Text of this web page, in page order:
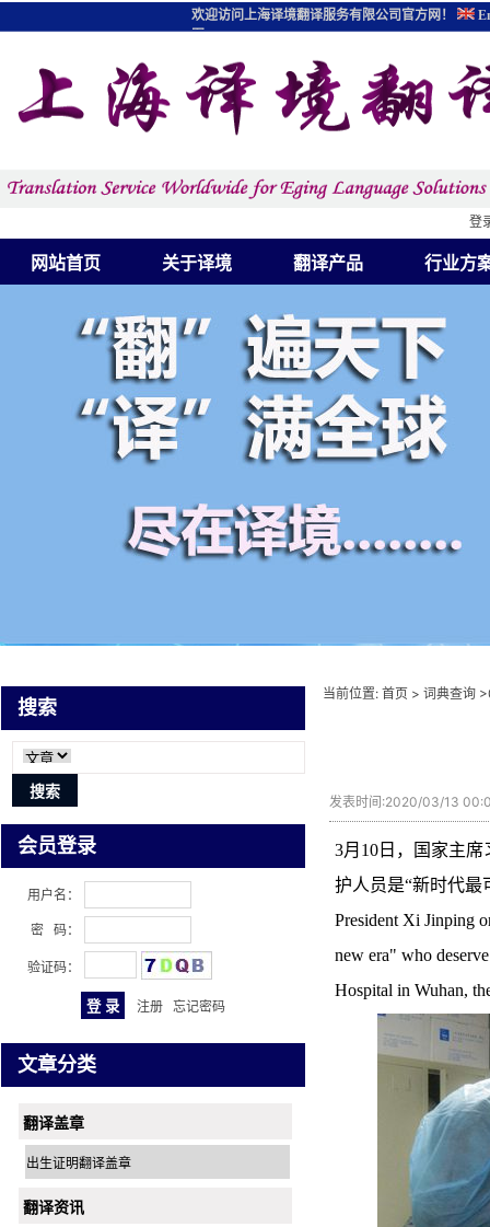
网站首页 关于译境 翻译产品 行业方
登
欢迎访问上海译境翻译服务有限公司官方网！
图
搜索
会员登录
用户名：
密 码：
验证码：
注册 忘记密码
文章分类
翻译盖章
出生证明翻译盖章
翻译资讯
当前位置: 首页 > 词典查询 >
发表时间:2020/03/13
3月10日，国家主
护人员是“新时代最
President Xi Jinping
new era" who
Hospital in Wuhan,